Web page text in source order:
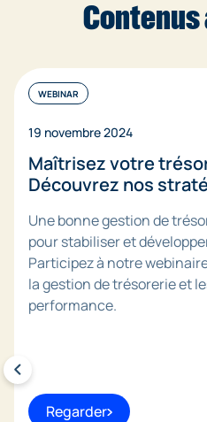
prévisions de trésorerie.
WEBINAR
19 novembre 2024
Maîtrisez votre
Découvrez nos
Une bonne gestion de
pour stabiliser et
Participez à notre
la gestion de trésorerie et
performance.
Regarder